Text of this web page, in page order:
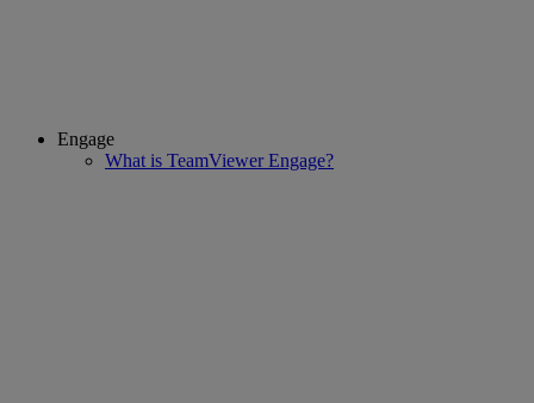
Engage
What is TeamViewer Engage?